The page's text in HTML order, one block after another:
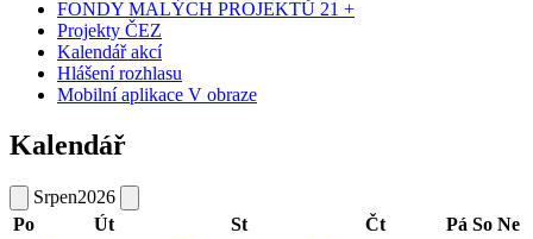
FONDY MALÝCH PROJEKTŮ 21 +
Projekty ČEZ
Kalendář akcí
Hlášení rozhlasu
Mobilní aplikace V obraze
Kalendář
Srpen2026
Po
Út St Čt Pá So Ne